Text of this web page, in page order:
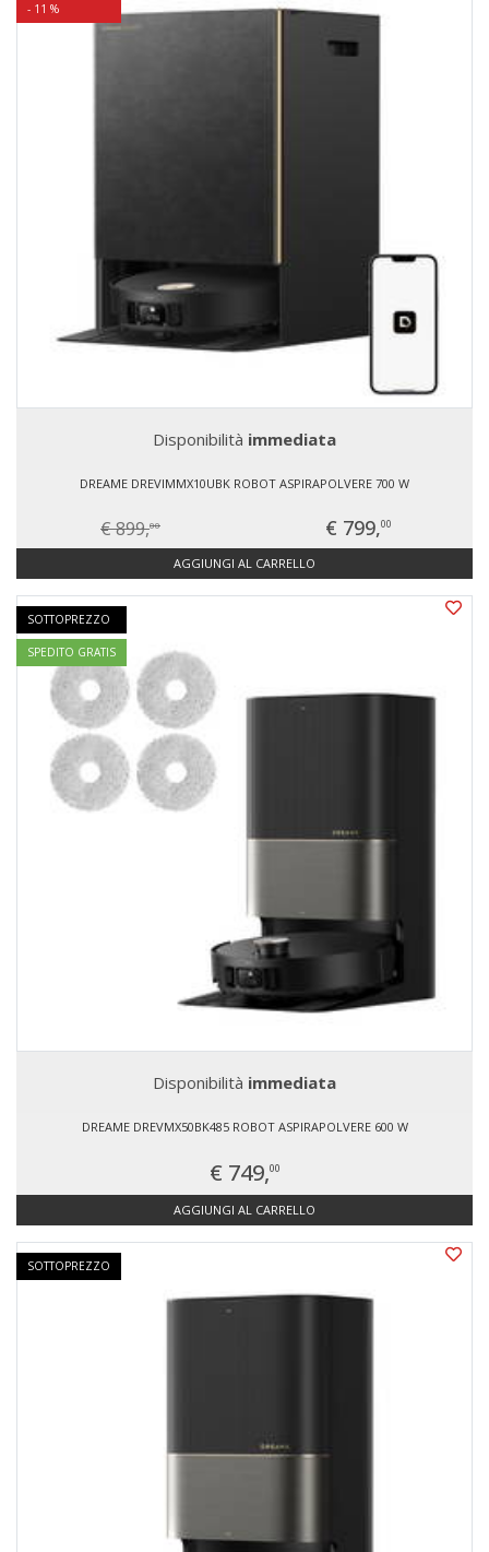
- 11 %
Disponibilità immediata
DREAME DREVIMMX10UBK ROBOT ASPIRAPOLVERE 700 W
€ 899,00 € 799,00
AGGIUNGI AL CARRELLO
SOTTOPREZZO
SPEDITO GRATIS
Disponibilità immediata
DREAME DREVMX50BK485 ROBOT ASPIRAPOLVERE 600 W
€ 749,00
AGGIUNGI AL CARRELLO
SOTTOPREZZO